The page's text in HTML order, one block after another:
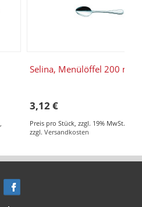
Selina, Menülöffel 200 mm
3,12 €
Preis pro Stück zzgl. 19% MwSt.
zzgl. Versandkosten